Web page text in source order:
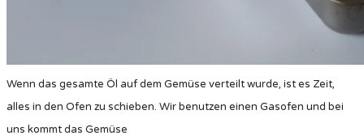
Wenn das gesamte Öl auf dem Gemüse verteilt wurde, ist es Zeit,
alles in den Ofen zu schieben. Wir benutzen einen Gasofen und bei
uns kommt das Gemüse